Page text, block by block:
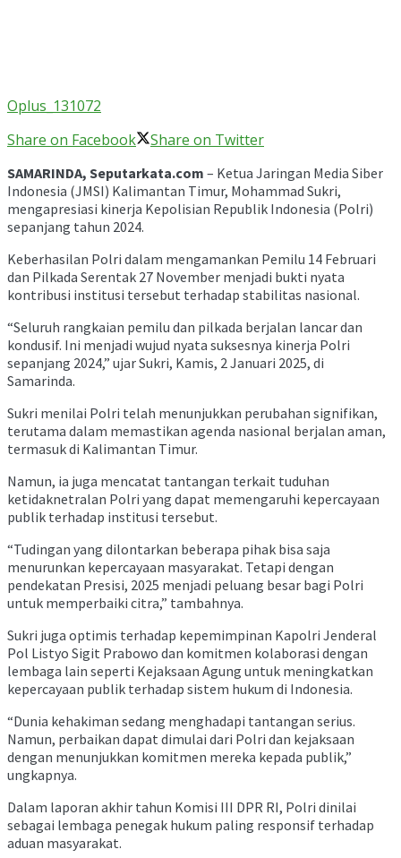
Oplus_131072
Share on Facebook
Share on Twitter
SAMARINDA, Seputarkata.com – Ketua Jaringan Media Siber
Indonesia (JMSI) Kalimantan Timur, Mohammad Sukri,
mengapresiasi kinerja Kepolisian Republik Indonesia (Polri)
sepanjang tahun 2024.
Keberhasilan Polri dalam mengamankan Pemilu 14 Februari
dan Pilkada Serentak 27 November menjadi bukti nyata
kontribusi institusi tersebut terhadap stabilitas nasional.
“Seluruh rangkaian pemilu dan pilkada berjalan lancar dan
kondusif. Ini menjadi wujud nyata suksesnya kinerja Polri
sepanjang 2024,” ujar Sukri, Kamis, 2 Januari 2025, di
Samarinda.
Sukri menilai Polri telah menunjukkan perubahan signifikan,
terutama dalam memastikan agenda nasional berjalan aman,
termasuk di Kalimantan Timur.
Namun, ia juga mencatat tantangan terkait tuduhan
ketidaknetralan Polri yang dapat memengaruhi kepercayaan
publik terhadap institusi tersebut.
“Tudingan yang dilontarkan beberapa pihak bisa saja
menurunkan kepercayaan masyarakat. Tetapi dengan
pendekatan Presisi, 2025 menjadi peluang besar bagi Polri
untuk memperbaiki citra,” tambahnya.
Sukri juga optimis terhadap kepemimpinan Kapolri Jenderal
Pol Listyo Sigit Prabowo dan komitmen kolaborasi dengan
lembaga lain seperti Kejaksaan Agung untuk meningkatkan
kepercayaan publik terhadap sistem hukum di Indonesia.
“Dunia kehakiman sedang menghadapi tantangan serius.
Namun, perbaikan dapat dimulai dari Polri dan kejaksaan
dengan menunjukkan komitmen mereka kepada publik,”
ungkapnya.
Dalam laporan akhir tahun Komisi III DPR RI, Polri dinilai
sebagai lembaga penegak hukum paling responsif terhadap
aduan masyarakat.